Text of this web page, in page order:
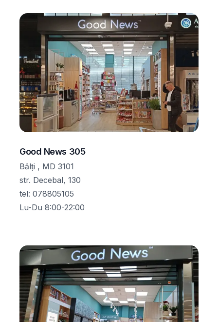
Good News 305
Bălţi , MD 3101
str. Decebal, 130
tel: 078805105
Lu-Du 8:00-22:00